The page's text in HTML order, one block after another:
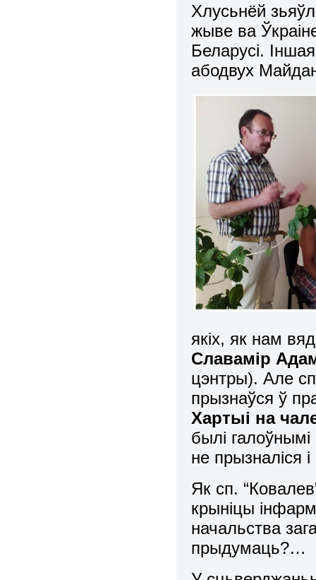
Хлусьнёй
жыве ва
Беларусі.
абодвух
якіх, як нам
Славамір
цэнтры). Але
прызнаўся ў
Хартыі на
былі галоўнымі
не прызналіся
Як сп.
крыніцы
начальства
прыдумаць?…